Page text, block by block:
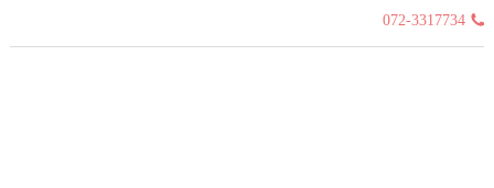
072-3317734